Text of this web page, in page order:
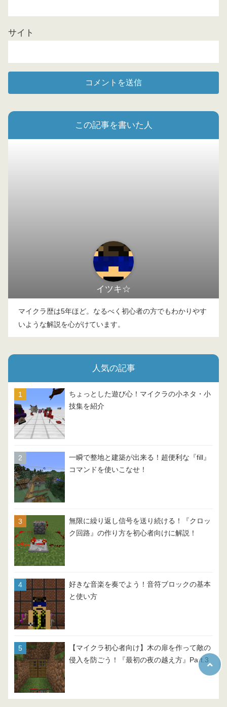
サイト
この記事を書いた人
イツキ☆
マイクラ歴は5年ほど。なるべく初心者の方でもわかりやす
いような解説を心がけています。
人気の記事
ちょっとした遊び心！マイクラの小ネタ・小
技集を紹介
一瞬で整地と建築が出来る！超便利な『fill』
コマンドを使いこなせ！
無限に繰り返し信号を送り続ける！『クロッ
ク回路』の作り方を初心者向けに解説！
好きな音楽を奏でよう！音符ブロックの基本
と使い方
【マイクラ初心者向け】木の扉を作って敵の
侵入を防ごう！『最初の夜の越え方』Part.3